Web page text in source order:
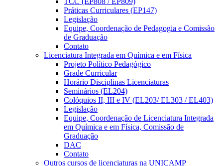
Práticas Curriculares (EP147)
Legislação
Equipe, Coordenação de Pedagogia e Comissão
de Graduação
Contato
Licenciatura Integrada em Química e em Física
Projeto Político Pedagógico
Grade Curricular
Horário Disciplinas Licenciaturas
Seminários (EL204)
Colóquios II, III e IV (EL203/ EL303 / EL403)
Legislação
Equipe, Coordenação de Licenciatura Integrada
em Química e em Física, Comissão de
Graduação
DAC
Contato
Outros cursos de licenciaturas na UNICAMP